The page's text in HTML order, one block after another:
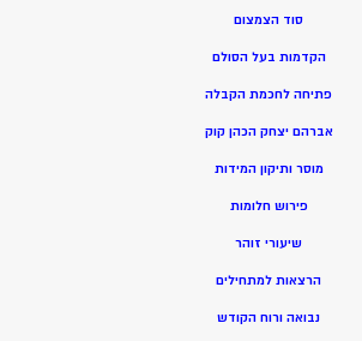
סוד הצמצום
הקדמות בעל הסולם
פתיחה לחכמת הקבלה
אברהם יצחק הכהן קוק
מוסר ותיקון המידות
פירוש חלומות
שיעורי זוהר
הרצאות למתחילים
נבואה ורוח הקודש